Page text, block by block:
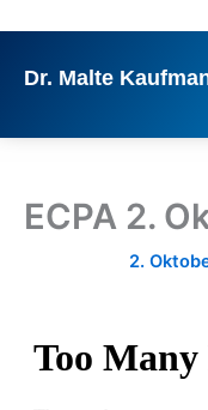
springen
Dr. Malte
ECPA 2.